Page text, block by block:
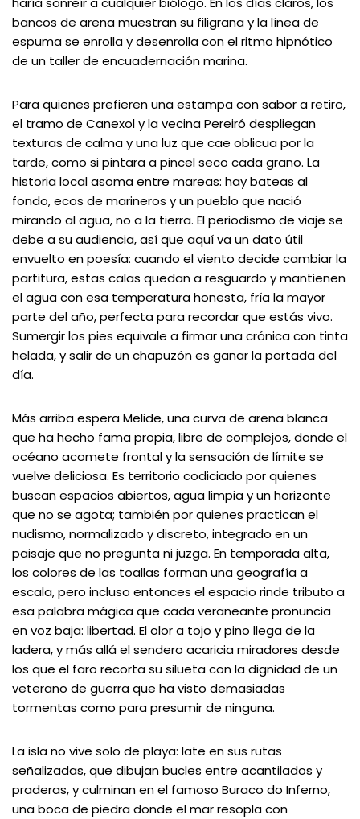
bancos de arena muestran su filigrana y la línea de
espuma se enrolla y desenrolla con el ritmo hipnótico
de un taller de encuadernación marina.
Para quienes prefieren una estampa con sabor a retiro,
el tramo de Canexol y la vecina Pereiró despliegan
texturas de calma y una luz que cae oblicua por la
tarde, como si pintara a pincel seco cada grano. La
historia local asoma entre mareas: hay bateas al
fondo, ecos de marineros y un pueblo que nació
mirando al agua, no a la tierra. El periodismo de viaje se
debe a su audiencia, así que aquí va un dato útil
envuelto en poesía: cuando el viento decide cambiar la
partitura, estas calas quedan a resguardo y mantienen
el agua con esa temperatura honesta, fría la mayor
parte del año, perfecta para recordar que estás vivo.
Sumergir los pies equivale a firmar una crónica con tinta
helada, y salir de un chapuzón es ganar la portada del
día.
Más arriba espera Melide, una curva de arena blanca
que ha hecho fama propia, libre de complejos, donde el
océano acomete frontal y la sensación de límite se
vuelve deliciosa. Es territorio codiciado por quienes
buscan espacios abiertos, agua limpia y un horizonte
que no se agota; también por quienes practican el
nudismo, normalizado y discreto, integrado en un
paisaje que no pregunta ni juzga. En temporada alta,
los colores de las toallas forman una geografía a
escala, pero incluso entonces el espacio rinde tributo a
esa palabra mágica que cada veraneante pronuncia
en voz baja: libertad. El olor a tojo y pino llega de la
ladera, y más allá el sendero acaricia miradores desde
los que el faro recorta su silueta con la dignidad de un
veterano de guerra que ha visto demasiadas
tormentas como para presumir de ninguna.
La isla no vive solo de playa: late en sus rutas
señalizadas, que dibujan bucles entre acantilados y
praderas, y culminan en el famoso Buraco do Inferno,
una boca de piedra donde el mar resopla con